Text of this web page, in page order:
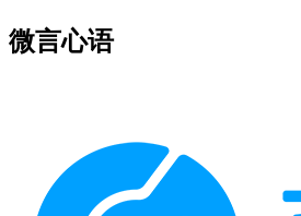
微言心语